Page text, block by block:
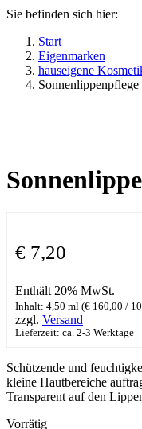
Sie befinden sich hier:
Start
Eigenmarken
hauseigene
€ 7,20
Enthält 20% MwSt.
Inhalt: 4,50 ml (€ 160,00 /
zzgl. Versand
Lieferzeit: ca. 2-3 Werktage
Schützende und
kleine Hautbereiche
Transparent auf den
Vorrätig